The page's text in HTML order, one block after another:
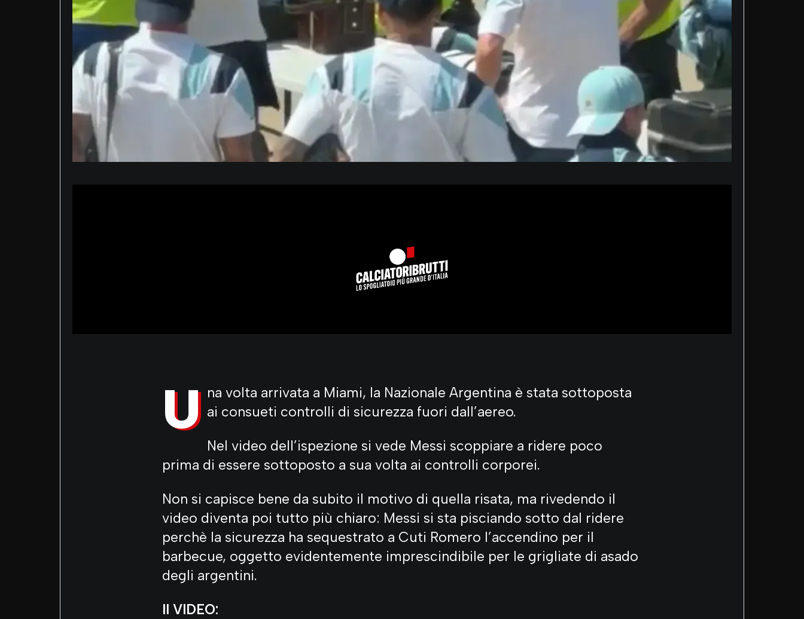
U na volta arrivata a Miami, la Nazionale Argentina è stata sottoposta
ai consueti controlli di sicurezza fuori dall’aereo.
Nel video dell’ispezione si vede Messi scoppiare a ridere poco
prima di essere sottoposto a sua volta ai controlli corporei.
Non si capisce bene da subito il motivo di quella risata, ma rivedendo il
video diventa poi tutto più chiaro: Messi si sta pisciando sotto dal ridere
perchè la sicurezza ha sequestrato a Cuti Romero l’accendino per il
barbecue, oggetto evidentemente imprescindibile per le grigliate di asado
degli argentini.
Il VIDEO: